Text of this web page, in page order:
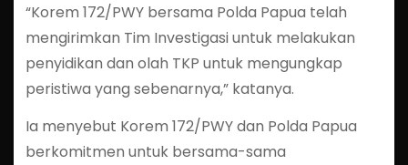
“Korem 172/PWY bersama Polda Papua telah
mengirimkan Tim Investigasi untuk melakukan
penyidikan dan olah TKP untuk mengungkap
peristiwa yang sebenarnya,” katanya.
Ia menyebut Korem 172/PWY dan Polda Papua
berkomitmen untuk bersama-sama